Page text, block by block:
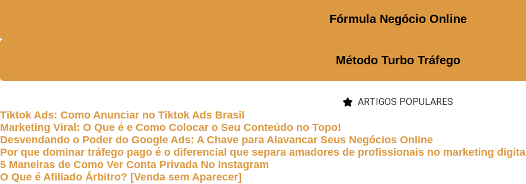
Fórmula Negócio Online
Método Turbo Tráfego
ARTIGOS POPULARES
Tiktok Ads: Como Anunciar no Tiktok Ads Brasil
Marketing Viral: O Que é e Como Colocar o Seu Conteúdo no Topo!
Desvendando o Poder do Google Ads: A Chave para Alavancar Seus Negócios Online
Por que dominar tráfego pago é o diferencial que separa amadores de profissionais no marketing digital
5 Maneiras de Como Ver Conta Privada No Instagram
O Que é Afiliado Árbitro? [Venda sem Aparecer]